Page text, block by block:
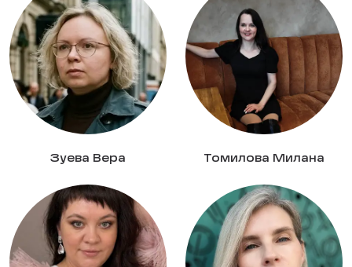
Зуева Вера Томилова Милана